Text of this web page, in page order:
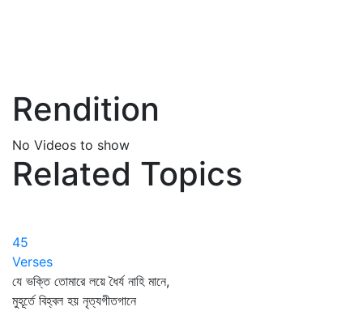
Rendition
No Videos to show
Related Topics
45
Verses
যে ভক্তি তোমারে লয়ে ধৈর্য নাহি মানে,
মুহূর্তে বিহ্বল হয় নৃত্যগীতগানে